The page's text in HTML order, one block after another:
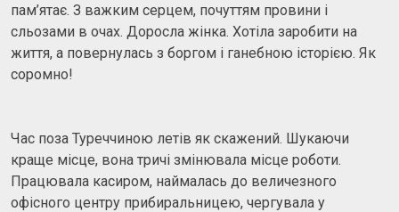
пам’ятає. З важким серцем, почуттям провини і
сльозами в очах. Доросла жінка. Хотіла заробити на
життя, а повернулась з боргом і ганебною історією. Як
соромно!
Час поза Туреччиною летів як скажений. Шукаючи
краще місце, вона тричі змінювала місце роботи.
Працювала касиром, наймалась до величезного
офісного центру прибиральницею, чергувала у